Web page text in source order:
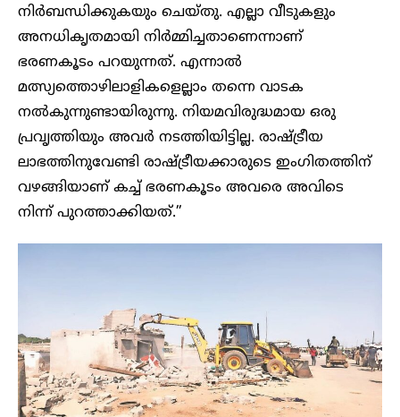
നിർബന്ധിക്കുകയും ചെയ്തു. എല്ലാ വീടുകളും
അനധികൃതമായി നിർമ്മിച്ചതാണെന്നാണ്
ഭരണകൂടം പറയുന്നത്. എന്നാൽ
മത്സ്യത്തൊഴിലാളികളെല്ലാം തന്നെ വാടക
നൽകുന്നുണ്ടായിരുന്നു. നിയമവിരുദ്ധമായ ഒരു
പ്രവൃത്തിയും അവർ നടത്തിയിട്ടില്ല. രാഷ്ട്രീയ
ലാഭത്തിനുവേണ്ടി രാഷ്ട്രീയക്കാരുടെ ഇംഗിതത്തിന്
വഴങ്ങിയാണ് കച്ച് ഭരണകൂടം അവരെ അവിടെ
നിന്ന് പുറത്താക്കിയത്.”